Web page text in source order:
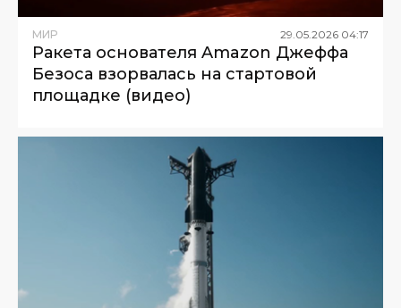
МИР 29.05.2026 04:17
Ракета основателя Amazon Джеффа
Безоса взорвалась на стартовой
площадке (видео)